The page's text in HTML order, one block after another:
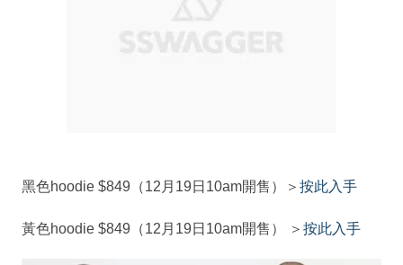
黑色hoodie $849（12月19日10am開售）＞ 按此入手
黃色hoodie $849（12月19日10am開售） ＞ 按此入手